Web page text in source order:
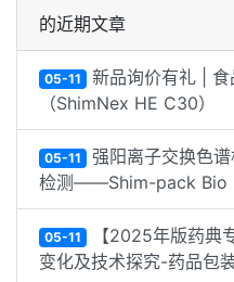
的近期文章
05-11 新品询价有礼 | 食
（ShimNex HE C30）
05-11 强阳离子交换色谱
检测——Shim-pack Bio
05-11 【2025年版药典
变化及技术探究-药品包